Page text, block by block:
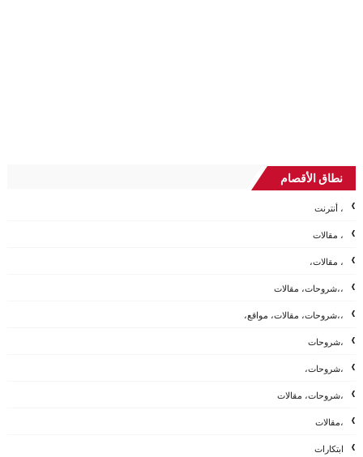
نطاق الأقصام
، أنترنت
، مقالات
، مقالات،
،،شروحات، مقالات
،،شروحات، مقالات، مواقع،
،شروحات
،شروحات،
،شروحات، مقالات
،مقالات
ابتكارات